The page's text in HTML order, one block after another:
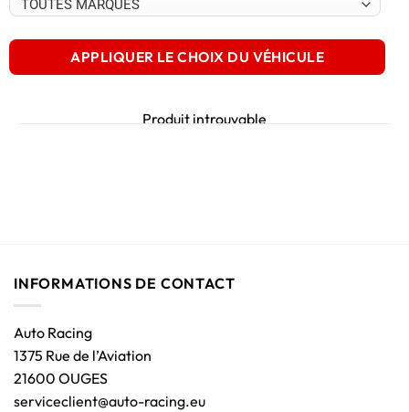
APPLIQUER LE CHOIX DU VÉHICULE
Produit introuvable
INFORMATIONS DE CONTACT
Auto Racing
1375 Rue de l’Aviation
21600 OUGES
serviceclient@auto-racing.eu